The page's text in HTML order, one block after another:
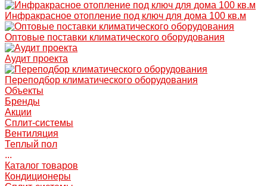
Инфракрасное отопление под ключ для дома 100 кв.м
Оптовые поставки климатического оборудования
Аудит проекта
Переподбор климатического оборудования
Объекты
Бренды
Акции
Сплит-системы
Вентиляция
Теплый пол
...
Каталог товаров
Кондиционеры